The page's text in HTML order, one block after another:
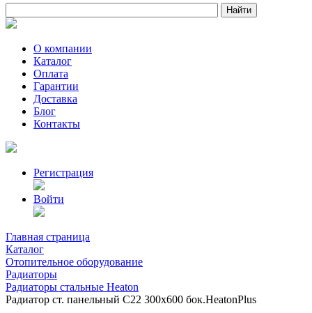
О компании
Каталог
Оплата
Гарантии
Доставка
Блог
Контакты
Регистрация
Войти
Главная страница
Каталог
Отопительное оборудование
Радиаторы
Радиаторы стальные Heaton
Радиатор ст. панельный С22 300х600 бок.HeatonPlus